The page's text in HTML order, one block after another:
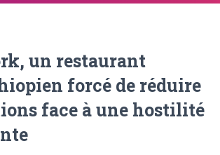
un restaurant
forcé de réduire
face à une hostilité